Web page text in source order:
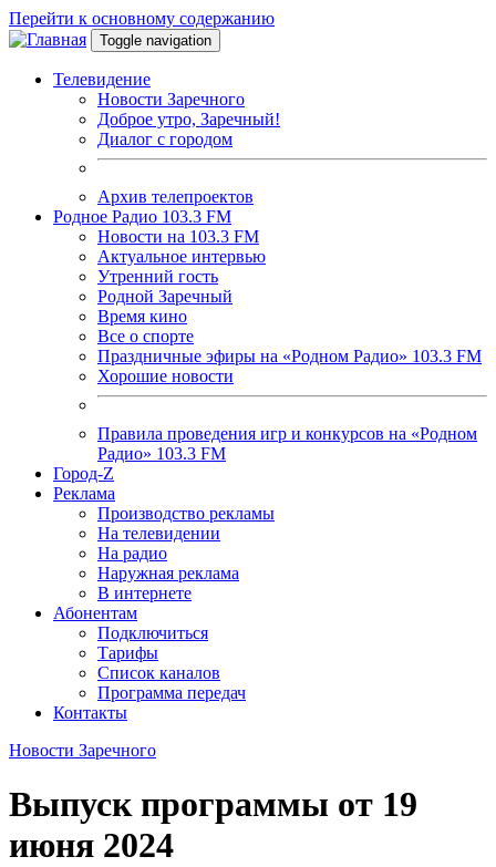
Перейти к основному содержанию
Toggle navigation
Телевидение
Новости Заречного
Доброе утро, Заречный!
Диалог с городом
Архив телепроектов
Родное Радио 103.3 FM
Новости на 103.3 FM
Актуальное интервью
Утренний гость
Родной Заречный
Время кино
Все о спорте
Праздничные эфиры на «Родном Радио» 103.3 FM
Хорошие новости
Правила проведения игр и конкурсов на «Родном
Радио» 103.3 FM
Город-Z
Реклама
Производство рекламы
На телевидении
На радио
Наружная реклама
В интернете
Абонентам
Подключиться
Тарифы
Список каналов
Программа передач
Контакты
Новости Заречного
Выпуск программы от 19
июня 2024